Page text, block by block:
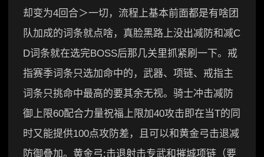
却变为4回合＞一切，流程上基本前面都是有啥团
队加成的词条就点啥，真脸黑路上没出减防和减C
D词条就在选完BOSS后那几关里抓紧刷一下。戒
指赛季词条只选加命中的，武器、项链、戒指主
词条只挑命中最高的要其余无视。骑士冲击减防
御上限60配合力量祝福上限加40攻击即在当T的同
时又能提供100点攻防差，且可以和黄金弓击退减
防御叠加。黄金弓:击退射击专武和摧城项链（要